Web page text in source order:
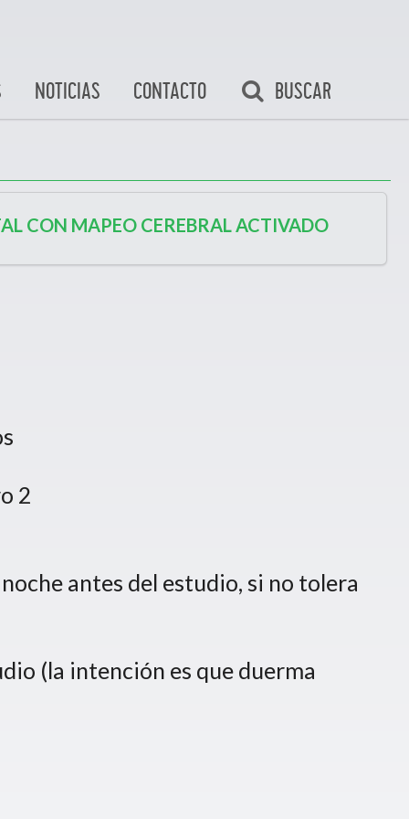
NOTICIAS CONTACTO BUSCAR
CON MAPEO CEREBRAL ACTIVADO
2
antes del estudio, si no tolera
(la intención es que duerma